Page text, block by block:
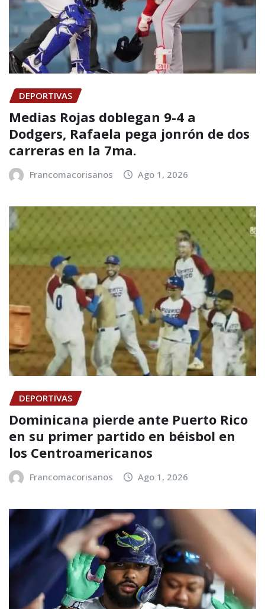
DEPORTIVAS
Medias Rojas doblegan 9-4 a
Dodgers, Rafaela pega jonrón de dos
carreras en la 7ma.
Francomacorisanos Ago 1, 2026
DEPORTIVAS
Dominicana pierde ante Puerto Rico
en su primer partido en béisbol en
los Centroamericanos
Francomacorisanos Ago 1, 2026